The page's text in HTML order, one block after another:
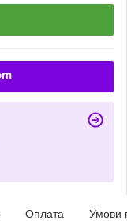
Оплата Умови